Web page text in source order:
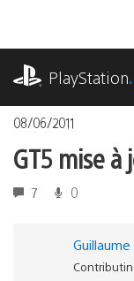
contenu
PlayStation
08/06/2011
GT5 mise à
7 0